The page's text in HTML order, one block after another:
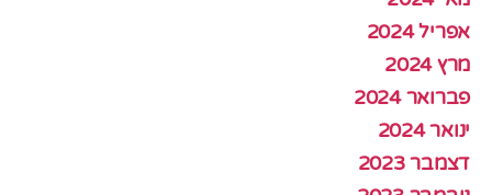
אפריל 2024
מרץ 2024
פברואר 2024
ינואר 2024
דצמבר 2023